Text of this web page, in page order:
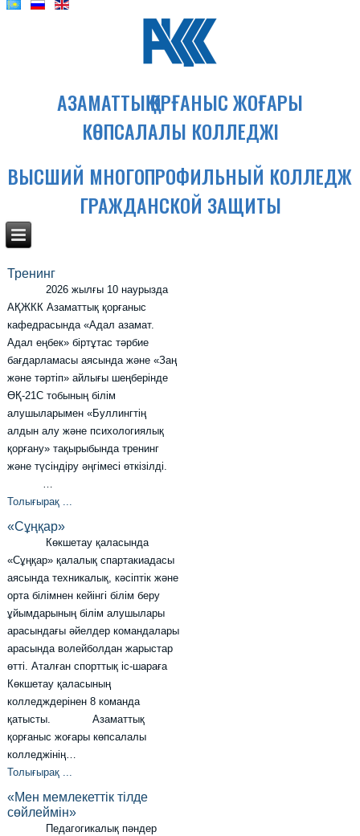
АЗАМАТТЫҚ ҚОРҒАНЫС ЖОҒАРЫ
КӨПСАЛАЛЫ КОЛЛЕДЖІ
ВЫСШИЙ МНОГОПРОФИЛЬНЫЙ КОЛЛЕДЖ
ГРАЖДАНСКОЙ ЗАЩИТЫ
Тренинг
2026 жылғы 10 наурызда
АҚЖКК Азаматтық қорғаныс
кафедрасында «Адал азамат.
Адал еңбек» біртұтас тәрбие
бағдарламасы аясында және «Заң
және тәртіп» айлығы шеңберінде
ӨҚ-21С тобының білім
алушыларымен «Буллингтің
алдын алу және психологиялық
қорғану» тақырыбында тренинг
және түсіндіру әңгімесі өткізілді.
…
Толығырақ ...
«Сұңқар»
Көкшетау қаласында
«Сұңқар» қалалық спартакиадасы
аясында техникалық, кәсіптік және
орта білімнен кейінгі білім беру
ұйымдарының білім алушылары
арасындағы әйелдер командалары
арасында волейболдан жарыстар
өтті. Аталған спорттық іс-шараға
Көкшетау қаласының
колледждерінен 8 команда
қатысты. Азаматтық
қорғаныс жоғары көпсалалы
колледжінің…
Толығырақ ...
«Мен мемлекеттік тілде
сөйлеймін»
Педагогикалық пәндер